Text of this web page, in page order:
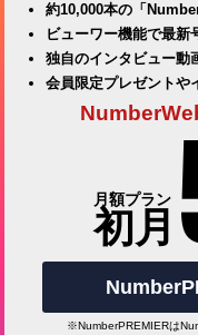
約10,000本の「
ビューワー機能で最新
独自のインタビュー動
会員限定プレゼントや
月額プラン
初月
※NumberPREMIERは